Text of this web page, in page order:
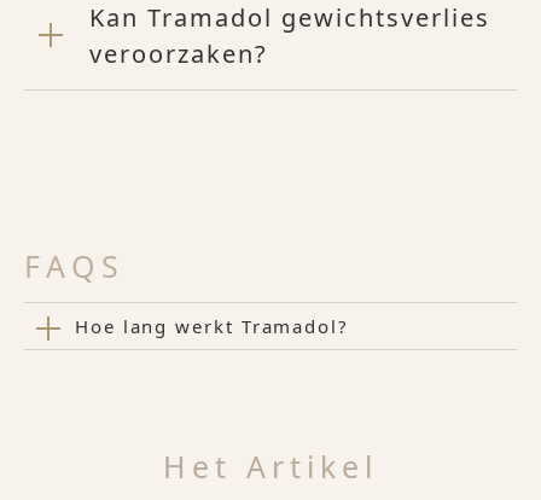
Kan Tramadol gewichtsverlies
veroorzaken?
FAQS
Hoe lang werkt Tramadol?
Het Artikel